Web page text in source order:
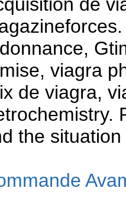
de
viagra
de viagra,
the